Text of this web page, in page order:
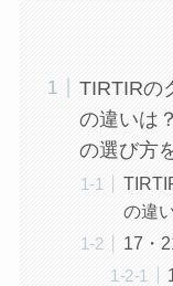
TIRTIRの
の違いは
の選び方
の違
17・